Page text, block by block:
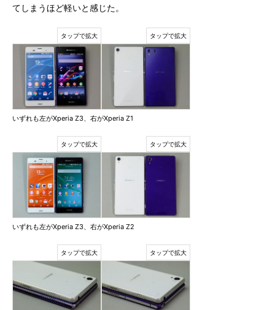
てしまうほど軽いと感じた。
いずれも左がXperia Z3、右がXperia Z1
いずれも左がXperia Z3、右がXperia Z2